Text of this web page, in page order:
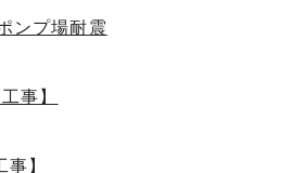
ンプ場耐震
事】
】